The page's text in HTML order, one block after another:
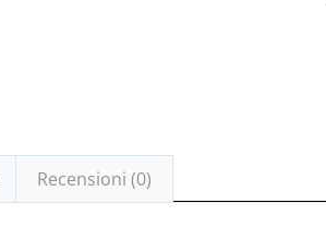
Recensioni (0)